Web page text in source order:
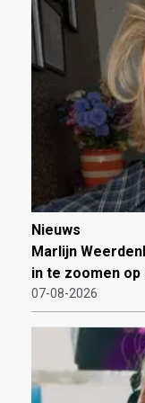
Nieuws
Marlijn
in te zoomen
07-08-2026